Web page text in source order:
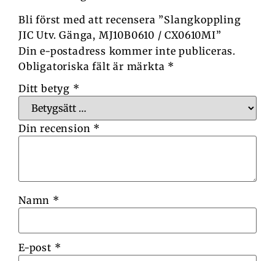
Bli först med att recensera ”Slangkoppling
JIC Utv. Gänga, MJ10B0610 / CX0610MI”
Din e-postadress kommer inte publiceras.
Obligatoriska fält är märkta *
Ditt betyg *
Din recension *
Namn *
E-post *